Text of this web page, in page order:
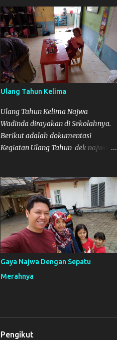
Ulang Tahun Kelima
Ulang Tahun Kelima Najwa
Wadinda dirayakan di Sekolahnya.
Berikut adalah dokumentasi
Kegiatan Ulang Tahun dek najwa di
ulang tahunnya disini .
Gaya Najwa Dengan Sepatu
Merahnya
Pengikut